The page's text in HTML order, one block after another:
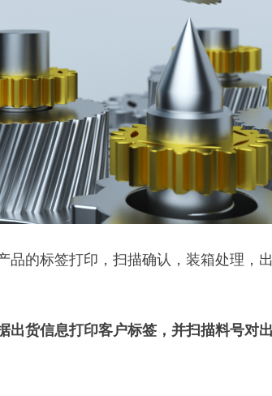
的标签打印，扫描确认，装箱处理，
货信息打印客户标签，并扫描料号对